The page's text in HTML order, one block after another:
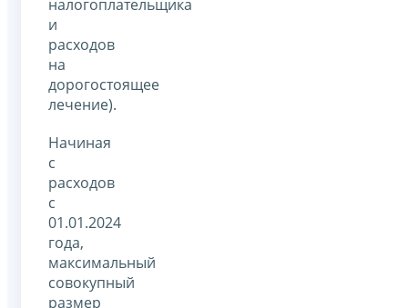
налогоплательщика
и
расходов
на
дорогостоящее
лечение).
Начиная
с
расходов
с
01.01.2024
года,
максимальный
совокупный
размер